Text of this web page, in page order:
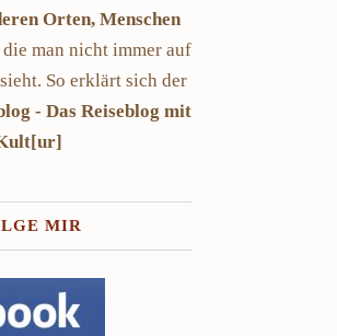
Orten, Menschen
die man nicht immer auf
So erklärt sich der
- Das Reiseblog mit
MIR